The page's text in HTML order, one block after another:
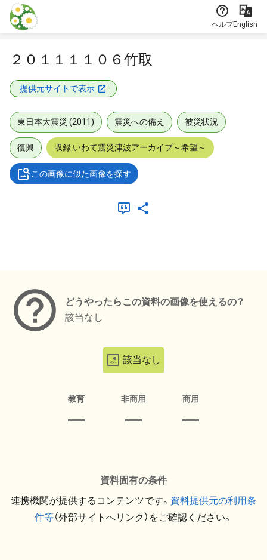
本文に飛ぶ
ヘルプEnglish
２０１１１１０６竹取
提供元サイトで表示
東日本大震災 (2011) 震災への備え 被災状況
復興 収録:いわて震災津波アーカイブ～希望～
この画像に似た画像を探す
どうやったらこの資料の画像を使えるの？
該当なし
該当なし
教育 非商用 商用
資料固有の条件
連携機関が提供するコンテンツです。 資料提供元の利用条
件等（外部サイトへリンク）をご確認ください。